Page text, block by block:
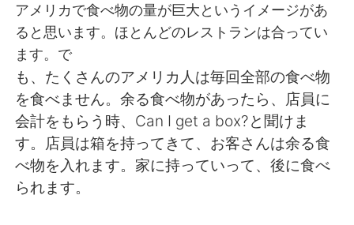
简体中文
Español العربية
Français Deutsch
日本語
アメリカで食べ物の量が巨大というイメージがあ
ると思います。ほとんどのレストランは合ってい
ます。で
も、たくさんのアメリカ人は毎回全部の食べ物
を食べません。余る食べ物があったら、店員に
会計をもらう時、Can I get a box?と聞けま
す。店員は箱を持ってきて、お客さんは余る食
べ物を入れます。家に持っていって、後に食べ
られます。